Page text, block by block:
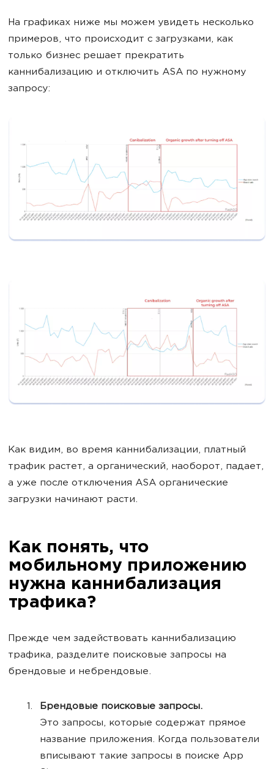
На графиках ниже мы можем увидеть несколько
примеров, что происходит с загрузками, как
только бизнес решает прекратить
каннибализацию и отключить ASA по нужному
запросу:
Как видим, во время каннибализации, платный
трафик растет, а органический, наоборот, падает,
а уже после отключения ASA органические
загрузки начинают расти.
Как понять, что
мобильному приложению
нужна каннибализация
трафика?
Прежде чем задействовать каннибализацию
трафика, разделите поисковые запросы на
брендовые и небрендовые.
Брендовые поисковые запросы.
Это запросы, которые содержат прямое
название приложения. Когда пользователи
вписывают такие запросы в поиске App